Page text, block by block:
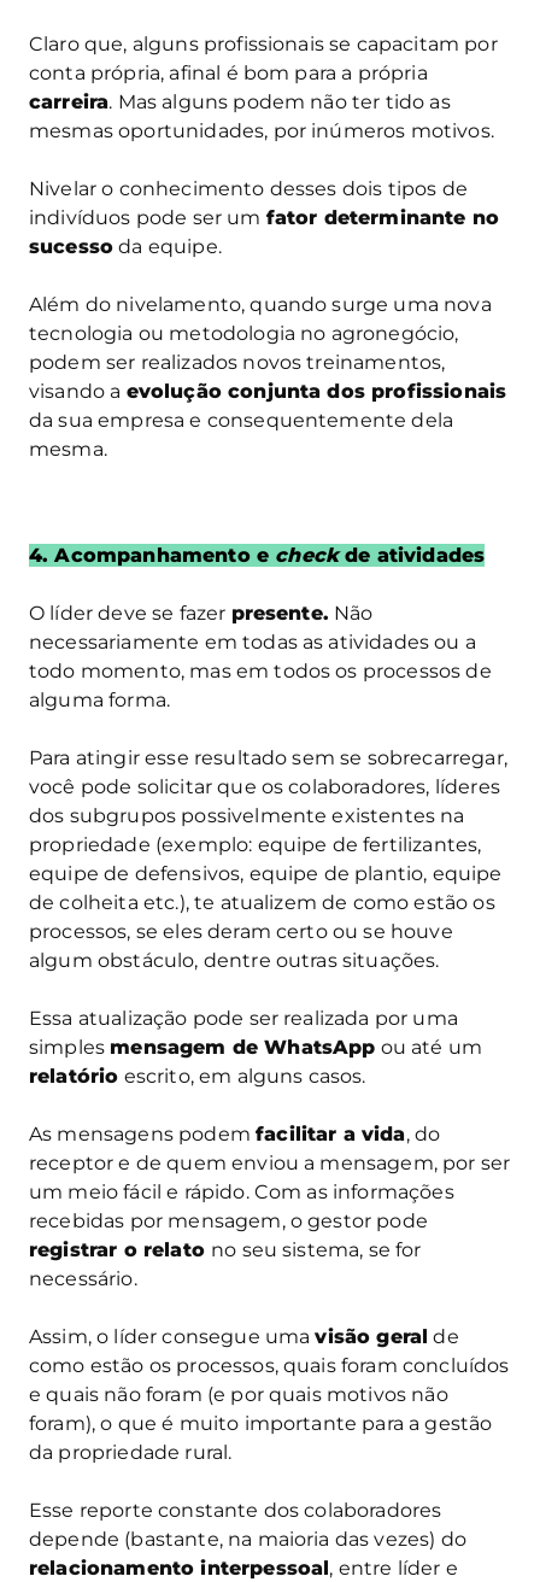
Claro que, alguns profissionais se capacitam por
conta própria, afinal é bom para a própria
carreira. Mas alguns podem não ter tido as
mesmas oportunidades, por inúmeros motivos.
Nivelar o conhecimento desses dois tipos de
indivíduos pode ser um fator determinante no
sucesso da equipe.
Além do nivelamento, quando surge uma nova
tecnologia ou metodologia no agronegócio,
podem ser realizados novos treinamentos,
visando a evolução conjunta dos profissionais
da sua empresa e consequentemente dela
mesma.
4. Acompanhamento e checkde atividades
O líder deve se fazer presente. Não
necessariamente em todas as atividades ou a
todo momento, mas em todos os processos de
alguma forma.
Para atingir esse resultado sem se sobrecarregar,
você pode solicitar que os colaboradores, líderes
dos subgrupos possivelmente existentes na
propriedade (exemplo: equipe de fertilizantes,
equipe de defensivos, equipe de plantio, equipe
de colheita etc.), te atualizem de como estão os
processos, se eles deram certo ou se houve
algum obstáculo, dentre outras situações.
Essa atualização pode ser realizada por uma
simples mensagem de WhatsApp ou até um
relatório escrito, em alguns casos.
As mensagens podemfacilitar a vida, do
receptor e de quem enviou a mensagem, por ser
um meio fácil e rápido. Com as informações
recebidas por mensagem, o gestor pode
registrar o relato no seu sistema, se for
necessário.
Assim, o líder consegue umavisão geral de
como estão os processos, quais foram concluídos
e quais não foram (e por quais motivos não
foram), o que é muito importante para a gestão
da propriedade rural.
Esse reporte constante dos colaboradores
depende (bastante, na maioria das vezes) do
relacionamento interpessoal, entre líder e